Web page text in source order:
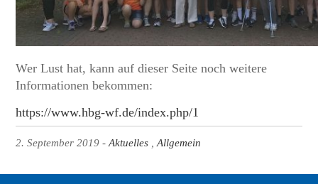
Wer Lust hat, kann auf dieser Seite noch weitere
Informationen bekommen:
https://www.hbg-wf.de/index.php/1
2. September 2019 Aktuelles Allgemein